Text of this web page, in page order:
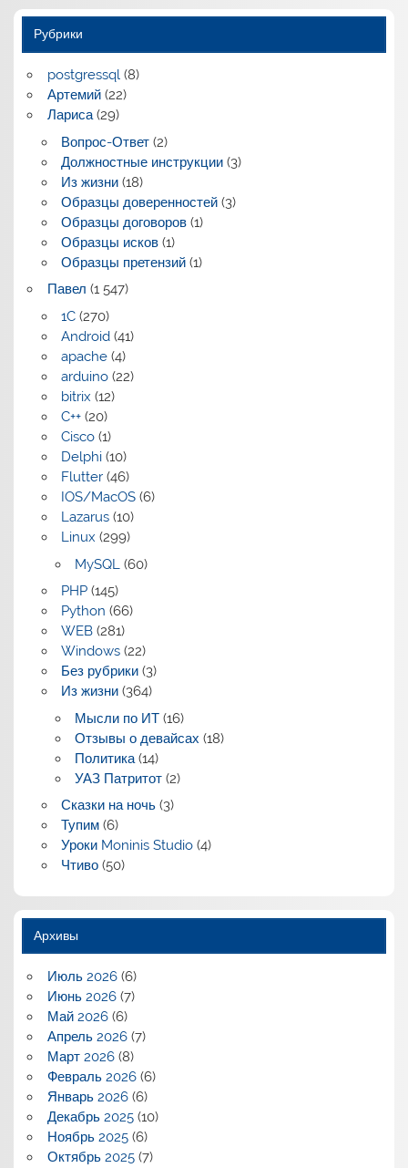
Рубрики
postgressql(8)
Артемий(22)
Лариса(29)
Вопрос-Ответ(2)
Должностные инструкции(3)
Из жизни(18)
Образцы доверенностей(3)
Образцы договоров(1)
Образцы исков(1)
Образцы претензий(1)
Павел (1 547)
1C(270)
Android(41)
apache(4)
arduino(22)
bitrix (12)
C++(20)
Cisco(1)
Delphi(10)
Flutter(46)
IOS/MacOS(6)
Lazarus(10)
Linux (299)
MySQL(60)
PHP(145)
Python (66)
WEB(281)
Windows(22)
Без рубрики(3)
Из жизни(364)
Мысли по ИТ(16)
Отзывы о девайсах (18)
Политика(14)
УАЗ Патритот(2)
Сказки на ночь(3)
Тупим(6)
Уроки Moninis Studio(4)
Чтиво(50)
Архивы
Июль 2026(6)
Июнь 2026(7)
Май 2026(6)
Апрель 2026(7)
Март 2026(8)
Февраль 2026(6)
Январь 2026(6)
Декабрь 2025(10)
Ноябрь 2025(6)
Октябрь 2025(7)